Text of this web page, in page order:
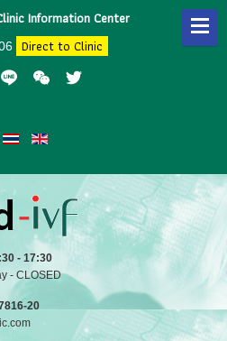
Information Center
Direct to Clinic
- 17:30
- CLOSED
20